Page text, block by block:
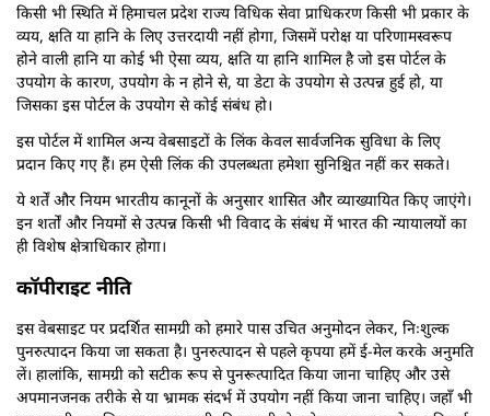
किसी भी स्थिति में हिमाचल प्रदेश राज्य विधिक सेवा प्राधिकरण किसी भी प्रकार के
व्यय, क्षति या हानि के लिए उत्तरदायी नहीं होगा, जिसमें परोक्ष या परिणामस्वरूप
होने वाली हानि या कोई भी ऐसा व्यय, क्षति या हानि शामिल है जो इस पोर्टल के
उपयोग के कारण, उपयोग के न होने से, या डेटा के उपयोग से उत्पन्न हुई हो, या
जिसका इस पोर्टल के उपयोग से कोई संबंध हो।
इस पोर्टल में शामिल अन्य वेबसाइटों के लिंक केवल सार्वजनिक सुविधा के लिए
प्रदान किए गए हैं। हम ऐसी लिंक की उपलब्धता हमेशा सुनिश्चित नहीं कर सकते।
ये शर्तें और नियम भारतीय कानूनों के अनुसार शासित और व्याख्यायित किए जाएंगे।
इन शर्तों और नियमों से उत्पन्न किसी भी विवाद के संबंध में भारत की न्यायालयों का
ही विशेष क्षेत्राधिकार होगा।
कॉपीराइट नीति
इस वेबसाइट पर प्रदर्शित सामग्री को हमारे पास उचित अनुमोदन लेकर, निःशुल्क
पुनरुत्पादन किया जा सकता है। पुनरुत्पादन से पहले कृपया हमें ई-मेल करके अनुमति
लें। हालांकि, सामग्री को सटीक रूप से पुनरूत्पादित किया जाना चाहिए और उसे
अपमानजनक तरीके से या भ्रामक संदर्भ में उपयोग नहीं किया जाना चाहिए। जहाँ भी